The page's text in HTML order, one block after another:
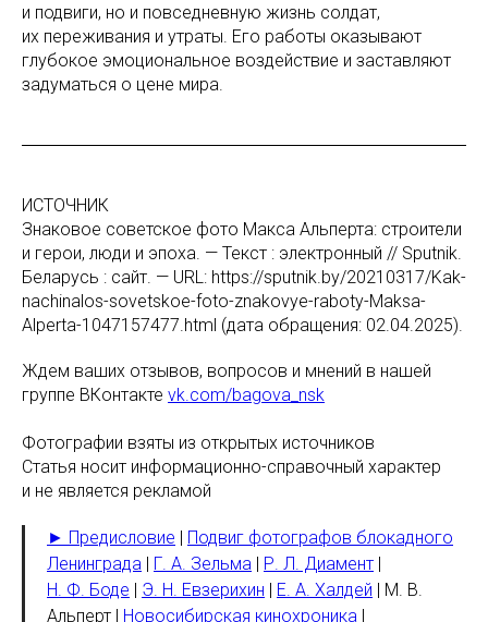
и подвиги, но и повседневную жизнь солдат,
их переживания и утраты. Его работы оказывают
глубокое эмоциональное воздействие и заставляют
задуматься о цене мира.
ИСТОЧНИК
Знаковое советское фото Макса Альперта: строители
и герои, люди и эпоха. — Текст : электронный // Sputnik.
Беларусь : сайт. — URL: https://sputnik.by/20210317/Kak-
nachinalos-sovetskoe-foto-znakovye-raboty-Maksa-
Alperta-1047157477.html (дата обращения: 02.04.2025).
Ждем ваших отзывов, вопросов и мнений в нашей
группе ВКонтакте vk.com/bagova_nsk
Фотографии взяты из открытых источников
Статья носит информационно-справочный характер
и не является рекламой
► Предисловие | Подвиг фотографов блокадного
Ленинграда | Г. А. Зельма | Р. Л. Диамент |
Н. Ф. Боде | Э. Н. Евзерихин | Е. А. Халдей | М. В.
Альперт | Новосибирская кинохроника |